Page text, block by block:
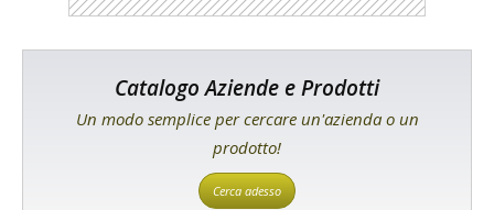
Catalogo Aziende e Prodotti
Un modo semplice per cercare un'azienda o un
prodotto!
Cerca adesso